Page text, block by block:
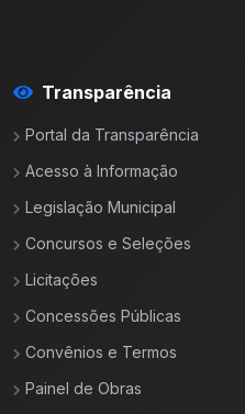
Transparência
Portal da Transparência
Acesso à Informação
Legislação Municipal
Concursos e Seleções
Licitações
Concessões Públicas
Convênios e Termos
Painel de Obras